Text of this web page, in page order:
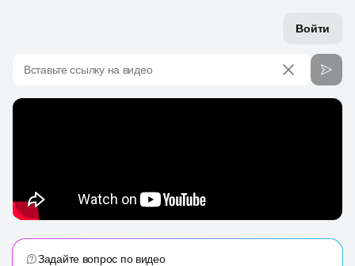
Войти
Вставьте ссылку на видео
Задайте вопрос по видео